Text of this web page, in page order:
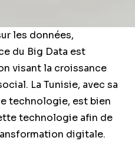
les données,
du Big Data est
visant la croissance
La Tunisie, avec sa
technologie, est bien
technologie afin de
digitale.